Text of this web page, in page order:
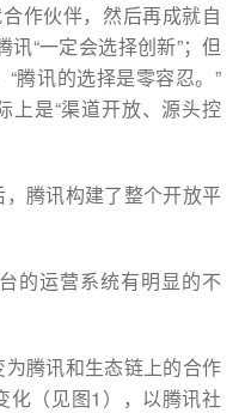
作伙伴，然后再成就自
讯“一定会选择创新”；但
腾讯的选择是零容忍。”
上是“渠道开放、源头控
腾讯构建了整个开放平
的运营系统有明显的不
腾讯和生态链上的合作
化（见图1），以腾讯社